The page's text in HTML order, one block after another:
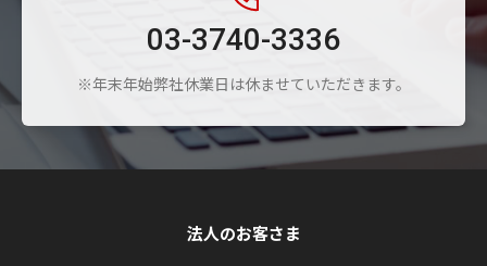
03-3740-3336
※年末年始弊社休業日は休ませていただきます。
法人のお客さま